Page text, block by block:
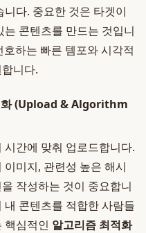
다. 중요한 것은 타겟이
콘텐츠를 만드는 것입니
하는 빠른 템포와 시각적
니다.
화 (Upload & Algorithm
간에 맞춰 업로드합니다.
미지, 관련성 높은 해시
작성하는 것이 중요합니
콘텐츠를 적합한 사람들
핵심적인 알고리즘 최적화